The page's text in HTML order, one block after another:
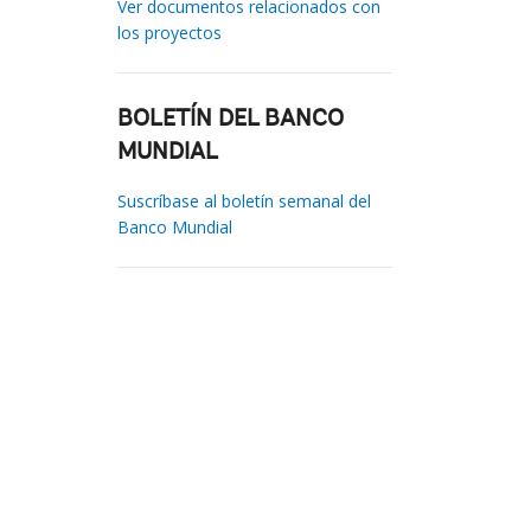
Ver documentos relacionados con
los proyectos
BOLETÍN DEL BANCO
MUNDIAL
Suscríbase al boletín semanal del
Banco Mundial